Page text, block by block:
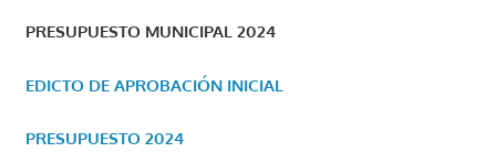
PRESUPUESTO MUNICIPAL 2024
EDICTO DE APROBACIÓN INICIAL
PRESUPUESTO 2024